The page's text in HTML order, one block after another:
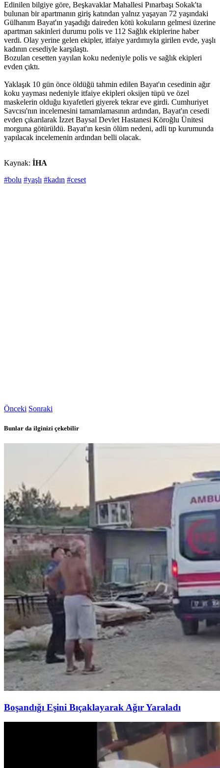
Edinilen bilgiye göre, Beşkavaklar Mahallesi Pınarbaşı Sokak'ta
bulunan bir apartmanın giriş katından yalnız yaşayan 72 yaşındaki
Gülhanım Bayat'ın yaşadığı daireden kötü kokuların gelmesi üzerine
apartman sakinleri durumu polis ve 112 Sağlık ekiplerine haber
verdi. Olay yerine gelen ekipler, itfaiye yardımıyla girilen evde, yaşlı
kadının cesediyle karşılaştı.
Bozulan cesetten yayılan koku nedeniyle polis ve sağlık ekipleri
evden çıktı.
Yaklaşık 10 gün önce öldüğü tahmin edilen Bayat'ın cesedinin ağır
koku yayması nedeniyle itfaiye ekipleri oksijen tüpü ve özel
maskelerin olduğu kıyafetleri giyerek tekrar eve girdi. Cumhuriyet
Savcısı'nın incelemesini tamamlamasının ardından, Bayat'ın cesedi
evden çıkarılarak İzzet Baysal Devlet Hastanesi Köroğlu Ünitesi
morguna götürüldü. Bayat'ın kesin ölüm nedeni, adli tıp kurumunda
yapılacak incelemenin ardından belli olacak.
Kaynak: İHA
#bolu #yaşlı #kadın #ceset
Önceki Sonraki
Bunlar da ilginizi çekebilir
Boşandığı Eşini Bıçaklayarak Ağır Yaraladı